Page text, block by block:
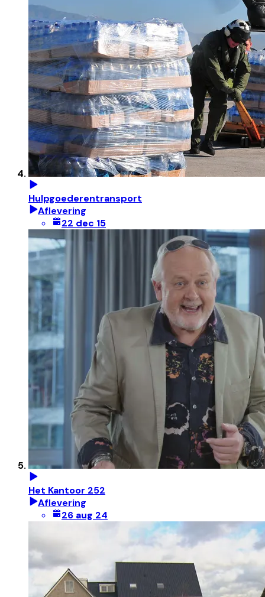
Hulpgoederentransport
Aflevering
22 dec 15
Het Kantoor 252
Aflevering
26 aug 24